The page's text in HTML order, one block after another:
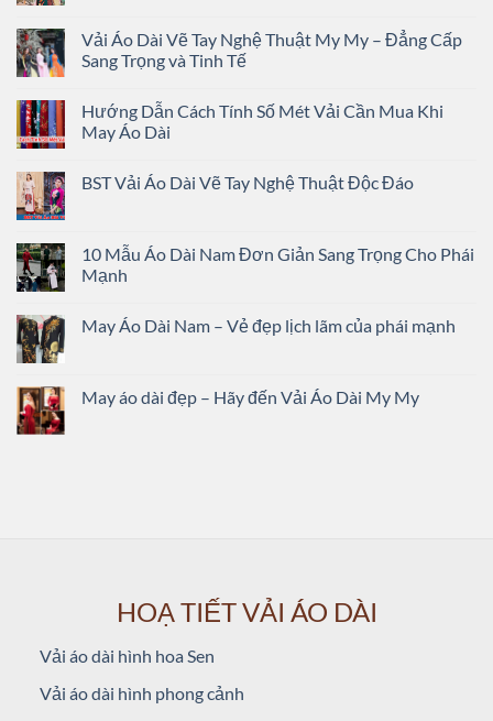
Vải Áo Dài Vẽ Tay Nghệ Thuật My My – Đẳng Cấp
Sang Trọng và Tinh Tế
Hướng Dẫn Cách Tính Số Mét Vải Cần Mua Khi
May Áo Dài
BST Vải Áo Dài Vẽ Tay Nghệ Thuật Độc Đáo
10 Mẫu Áo Dài Nam Đơn Giản Sang Trọng Cho Phái
Mạnh
May Áo Dài Nam – Vẻ đẹp lịch lãm của phái mạnh
May áo dài đẹp – Hãy đến Vải Áo Dài My My
HOẠ TIẾT VẢI ÁO DÀI
Vải áo dài hình hoa Sen
Vải áo dài hình phong cảnh